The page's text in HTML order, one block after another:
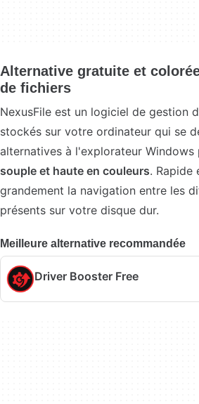
Alternative gratuite et
de fichiers
NexusFile est un logiciel de gestion
stockés sur votre ordinateur qui se
alternatives à l'explorateur Windows
souple et haute en couleurs. Rapide
grandement la navigation entre les
présents sur votre disque dur.
Meilleure alternative recommandée
Driver Booster Free